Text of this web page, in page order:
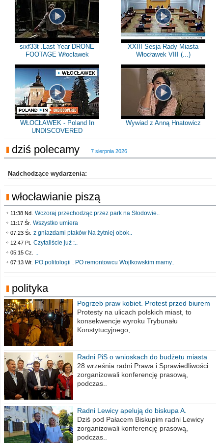
sixf33t .Last Year DRONE
FOOTAGE Włocławek
XXIII Sesja Rady Miasta
Włocławek VIII (...)
WŁOCŁAWEK - Poland In
UNDISCOVERED
Wywiad z Anną Hnatowicz
dziś polecamy 7 sierpnia 2026
Nadchodzące wydarzenia:
włocławianie piszą
11:38 Nd. Wczoraj przechodząc przez park na Słodowie..
11:17 Śr. Wszystko umiera
07:23 Śr. z gniazdami ptaków Na żytniej obok..
12:47 Pt. Czytaliście już :..
05:15 Cz. ..
07:13 Wt. PO politologii . PO remontowcu Wojtkowskim mamy..
polityka
Pogrzeb praw kobiet. Protest przed biurem
poselskim PiS
Protesty na ulicach polskich miast, to
konsekwencje wyroku Trybunału
Konstytucyjnego,..
Radni PiS o wnioskach do budżetu miasta
na 2021 rok
28 września radni Prawa i Sprawiedliwości
zorganizowali konferencję prasową,
podczas..
Radni Lewicy apelują do biskupa A.
Wiesława Meringa
Dziś pod Pałacem Biskupim radni Lewicy
zorganizowali konferencję prasową,
podczas..